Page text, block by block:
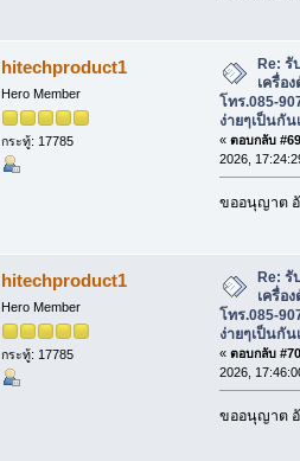
hitechproduct1
Hero Member
กระทู้: 17785
Re: รั
เครื่อ
โทร.085-
ง่ายๆเป็นกัน
« ตอบกลับ
2026,
ขออนุญาต
hitechproduct1
Hero Member
กระทู้: 17785
Re: รั
เครื่อ
โทร.085-
ง่ายๆเป็นกัน
« ตอบกลับ
2026,
ขออนุญาต